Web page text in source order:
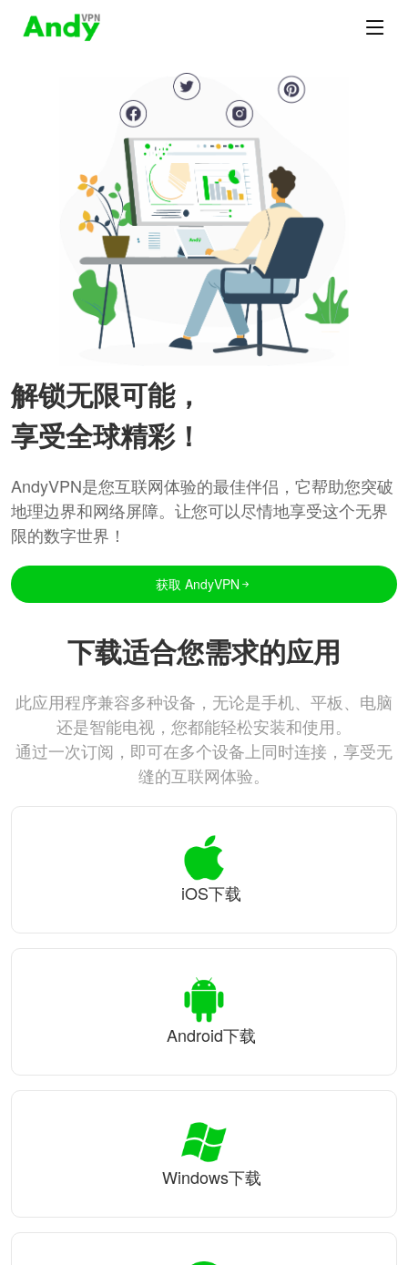
解锁无限可能，
享受全球精彩！
AndyVPN是您互联网体验的最佳伴侣，它帮助您突破
地理边界和网络屏障。让您可以尽情地享受这个无界
限的数字世界！
获取 AndyVPN
下载适合您需求的应用
此应用程序兼容多种设备，无论是手机、平板、电脑
还是智能电视，您都能轻松安装和使用。
通过一次订阅，即可在多个设备上同时连接，享受无
缝的互联网体验。
iOS下载
Android下载
Windows下载